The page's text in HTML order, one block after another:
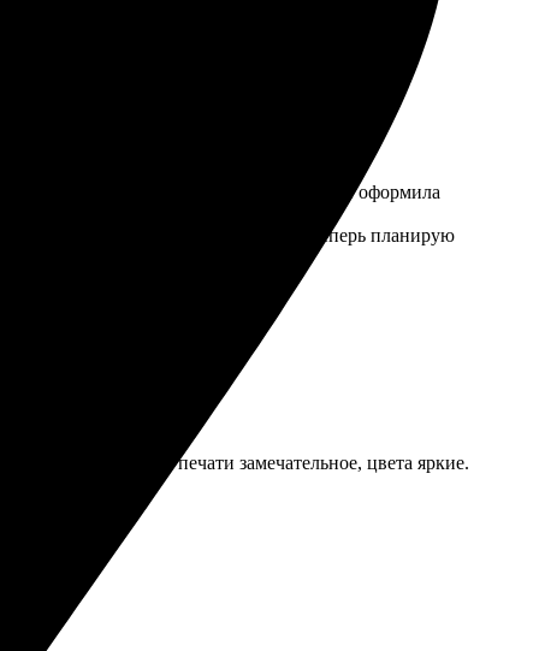
изображение, выбрала формат и оформила
краски яркие, детали четкие. Теперь планирую
заявку. Качество печати замечательное, цвета яркие.